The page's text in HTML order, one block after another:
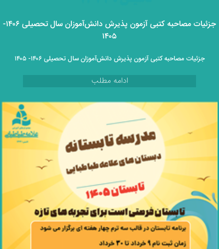
جزئیات مصاحبه کتبی آزمون پذیرش دانش‌آموزان سال تحصیلی ۱۴۰۶-
۱۴۰۵
جزئیات مصاحبه کتبی آزمون پذیرش دانش‌آموزان سال تحصیلی ۱۴۰۶- ۱۴۰۵
ادامه مطلب